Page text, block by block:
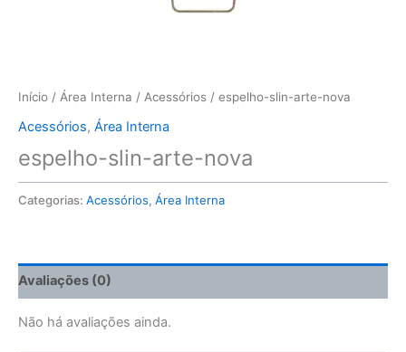
Início / Área Interna / Acessórios / espelho-slin-arte-nova
Acessórios, Área Interna
espelho-slin-arte-nova
Categorias: Acessórios, Área Interna
Avaliações (0)
Não há avaliações ainda.